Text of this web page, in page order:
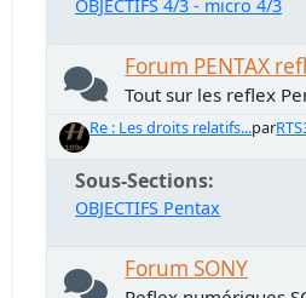
OBJECTIFS 4/3 - micro 4/3
Forum PENTAX
Tout sur les reflex
Re : Les droits relatifs...par
Sous-Sections
OBJECTIFS Pentax
Forum SONY